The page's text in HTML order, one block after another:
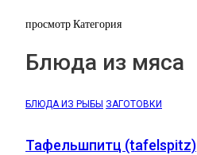
просмотр Категория
Блюда из мяса
БЛЮДА ИЗ РЫБЫ ЗАГОТОВКИ
Тафельшпитц (tafelspitz)